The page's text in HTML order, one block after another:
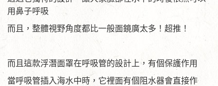
用鼻子呼吸
而且，整體視野角度都比一般面鏡廣太多！超推！
而且這款浮潛面罩在呼吸管的設計上，有個保護作用
當呼吸管插入海水中時，它裡面有個阻水器會直接作